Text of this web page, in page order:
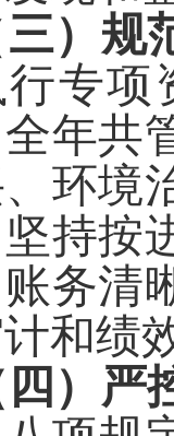
三）规
专项
年共
环境
坚持
务清
和绩
四）